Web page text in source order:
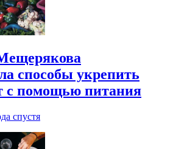
способы укрепить
с помощью питания
спустя